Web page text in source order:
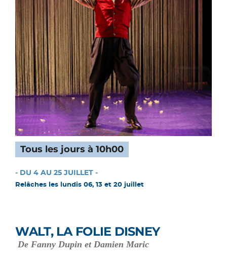
Tous les jours à 10h00
- DU 4 AU 25 JUILLET -
Relâches les lundis 06, 13 et 20 juillet
WALT, LA FOLIE DISNEY
De Fanny Dupin et Damien Maric